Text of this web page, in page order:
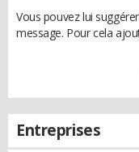
Vous pouvez lui
message. Pour cela
Entreprises